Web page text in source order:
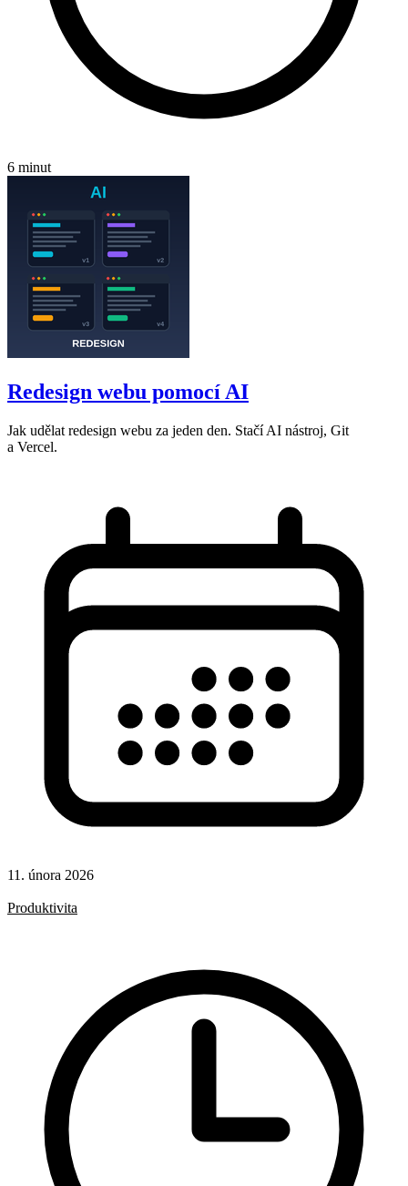
6 minut
Redesign webu pomocí AI
Jak udělat redesign webu za jeden den. Stačí AI nástroj, Git
a Vercel.
11. února 2026
Produktivita